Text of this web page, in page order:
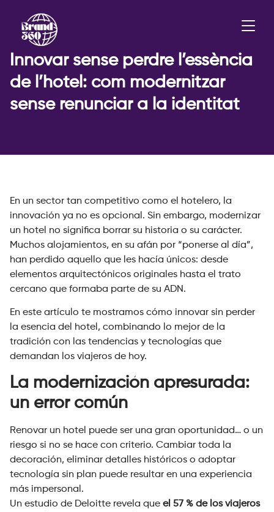
Innovar sense perdre l’essència
de l’hotel: com modernitzar
sense renunciar a la identitat
En un sector tan competitivo como el hotelero, la
innovación ya no es opcional. Sin embargo, modernizar
un hotel no significa borrar su historia o su carácter.
Muchos alojamientos, en su afán por “ponerse al día”,
han perdido aquello que les hacía únicos: desde
elementos arquitectónicos originales hasta el trato
cercano que formaba parte de su ADN.
En este artículo te mostramos cómo innovar sin perder
la esencia del hotel, combinando lo mejor de la
tradición con las tendencias y tecnologías que
demandan los viajeros de hoy.
La modernización apresurada:
un error común
Renovar un hotel puede ser una gran oportunidad… o un
riesgo si no se hace con criterio. Cambiar toda la
decoración, eliminar detalles históricos o adoptar
tecnología sin plan puede resultar en una experiencia
más impersonal.
Un estudio de Deloitte revela que el 57 % de los viajeros